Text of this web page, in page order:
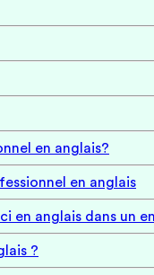
en anglais?
en anglais
en anglais dans un
?